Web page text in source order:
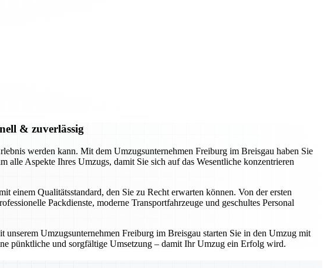
& zuverlässig
werden kann. Mit dem Umzugsunternehmen Freiburg im Breisgau haben Sie
alle Aspekte Ihres Umzugs, damit Sie sich auf das Wesentliche konzentrieren
einem Qualitätsstandard, den Sie zu Recht erwarten können. Von der ersten
Packdienste, moderne Transportfahrzeuge und geschultes Personal
Umzugsunternehmen Freiburg im Breisgau starten Sie in den Umzug mit
pünktliche und sorgfältige Umsetzung – damit Ihr Umzug ein Erfolg wird.